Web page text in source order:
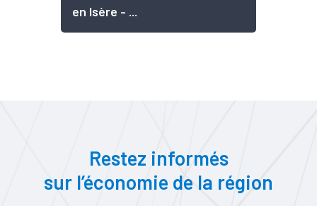
en Isère - ...
Restez informés
sur l’économie de la région